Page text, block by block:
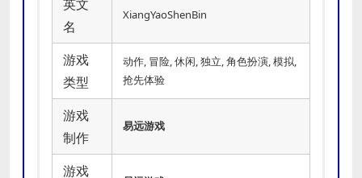
英文
名
XiangYaoShenBin
游戏
类型
动作, 冒险, 休闲, 独立, 角色扮演, 模拟,
抢先体验
游戏
制作
易远游戏
游戏